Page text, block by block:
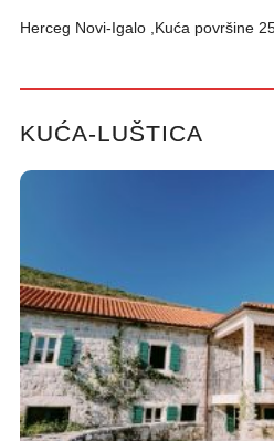
Herceg Novi-Igalo ,Kuća površine
KUĆA-LUŠTICA